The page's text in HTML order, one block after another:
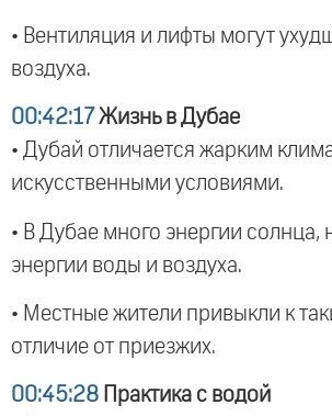
• Вентиляция и лифты могут
воздуха.
00:42:17 Жизнь в Дубае
• Дубай отличается жарким
искусственными условиями.
• В Дубае много энергии солнца,
энергии воды и воздуха.
• Местные жители привыкли к
отличие от приезжих.
00:45:28 Практика с водой